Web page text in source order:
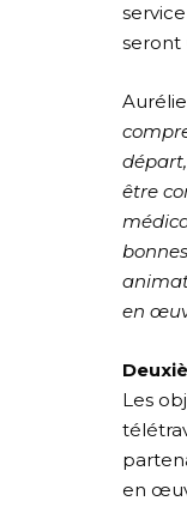
seront
être
en
Les
en